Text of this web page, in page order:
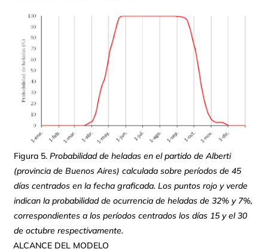
Figura 5. Probabilidad de heladas en el partido de Alberti
(provincia de Buenos Aires) calculada sobre períodos de 45
días centrados en la fecha graficada. Los puntos rojo y verde
indican la probabilidad de ocurrencia de heladas de 32% y 7%,
correspondientes a los períodos centrados los días 15 y el 30
de octubre respectivamente.
ALCANCE DEL MODELO